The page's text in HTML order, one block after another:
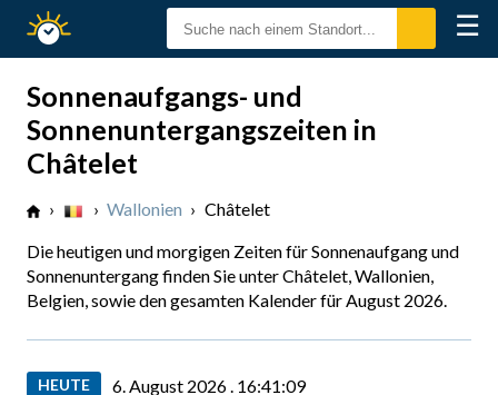
Sonnenzeiten ☰
Sonnenaufgangs- und
Sonnenuntergangszeiten in
Châtelet
› › Wallonien › Châtelet
Die heutigen und morgigen Zeiten für Sonnenaufgang und
Sonnenuntergang finden Sie unter Châtelet, Wallonien,
Belgien, sowie den gesamten Kalender für August 2026.
HEUTE 6. August 2026 . 16:41:10